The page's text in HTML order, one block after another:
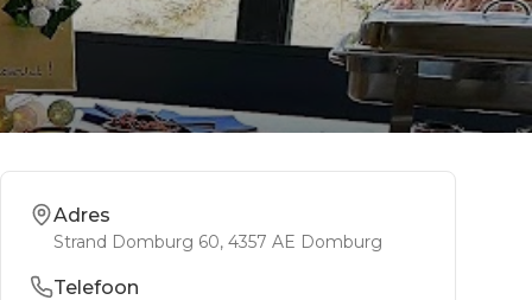
Adres
Strand Domburg 60, 4357 AE Domburg
Telefoon